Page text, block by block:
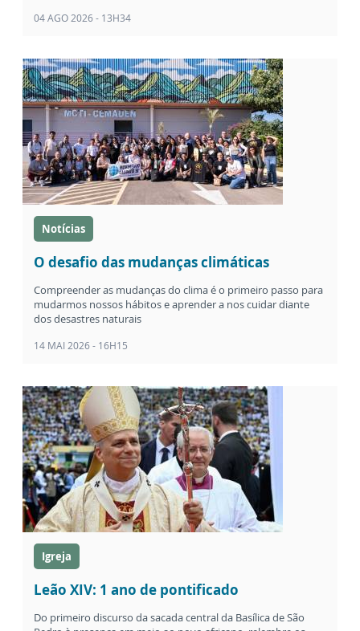
04 AGO 2026 - 13H34
Notícias
O desafio das mudanças climáticas
Compreender as mudanças do clima é o primeiro passo para
mudarmos nossos hábitos e aprender a nos cuidar diante
dos desastres naturais
14 MAI 2026 - 16H15
Igreja
Leão XIV: 1 ano de pontificado
Do primeiro discurso da sacada central da Basílica de São